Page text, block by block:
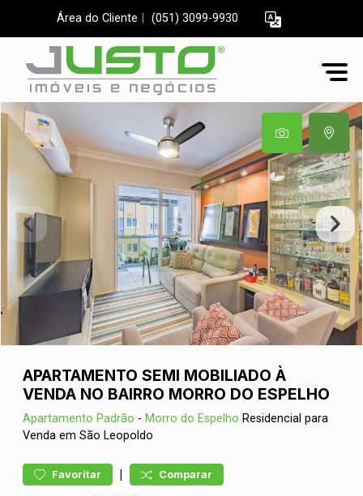
Área do Cliente (051) 3099-9930
APARTAMENTO SEMI MOBILIADO À
VENDA NO BAIRRO MORRO DO ESPELHO
Apartamento Padrão - Morro do Espelho Residencial para
Venda em São Leopoldo
Favoritar | Comparar